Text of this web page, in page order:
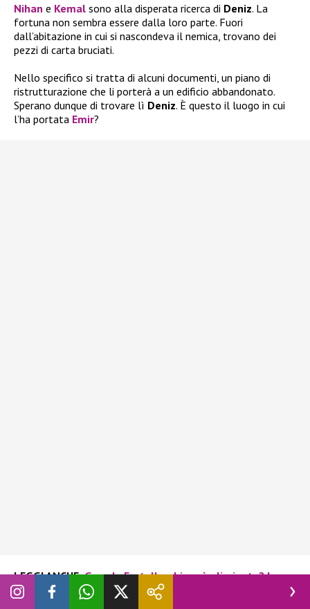
Nihan e Kemal sono alla disperata ricerca di Deniz. La
fortuna non sembra essere dalla loro parte. Fuori
dall’abitazione in cui si nascondeva il nemica, trovano dei
pezzi di carta bruciati.
Nello specifico si tratta di alcuni documenti, un piano di
ristrutturazione che li porterà a un edificio abbandonato.
Sperano dunque di trovare lì Deniz. È questo il luogo in cui
l’ha portata Emir?
LEGGI ANCHE:Grande Fratello, chi sarà eliminato? I
sondaggi